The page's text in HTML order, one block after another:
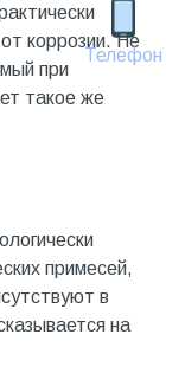
Телефон
коррозии. Не
при
такое же
примесей,
в
на